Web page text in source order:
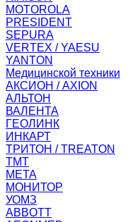
MOTOROLA
PRESIDENT
SEPURA
VERTEX / YAESU
YANTON
Медицинской техники
АКСИОН / AXION
АЛЬТОН
ВАЛЕНТА
ГЕОЛИНК
ИНКАРТ
ТРИТОН / TREATON
ТМТ
МЕТА
МОНИТОР
УОМЗ
ABBOTT